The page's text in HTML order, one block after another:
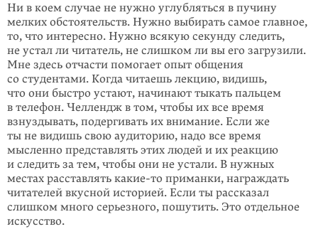
Ни в коем случае не нужно углубляться в пучину
мелких обстоятельств. Нужно выбирать самое главное,
то, что интересно. Нужно всякую секунду следить,
не устал ли читатель, не слишком ли вы его загрузили.
Мне здесь отчасти по­могает опыт общения
со студентами. Когда читаешь лекцию, видишь,
что они быстро устают, начинают тыкать пальцем
в телефон. Челлендж в том, чтобы их все время
взнуздывать, подергивать их внимание. Если же
ты не видишь свою аудиторию, надо все время
мысленно представлять этих людей и их реак­цию
и следить за тем, чтобы они не устали. В нужных
местах расставлять какие-то приманки, награждать
читателей вкусной исто­рией. Если ты рас­сказал
слишком много серьезного, пошутить. Это отдельное
искусство.